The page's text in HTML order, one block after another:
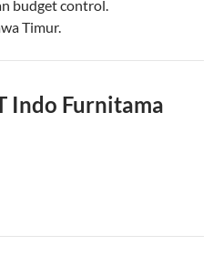
budget control.
Timur.
Indo Furnitama